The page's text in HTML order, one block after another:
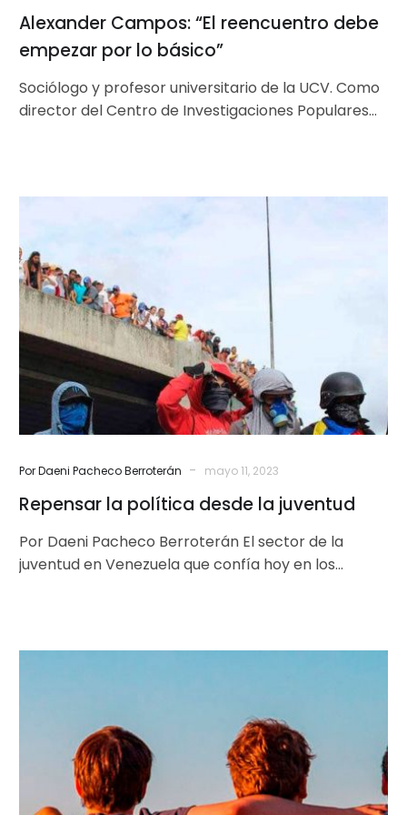
Alexander Campos: “El reencuentro debe
empezar por lo básico”
Sociólogo y profesor universitario de la UCV. Como
director del Centro de Investigaciones Populares
Repensar
Por Daeni Pacheco Berroterán - mayo 11, 2023
Repensar la política desde la juventud
Por Daeni Pacheco Berroterán El sector de la
juventud en Venezuela que confía hoy en los
quimeras